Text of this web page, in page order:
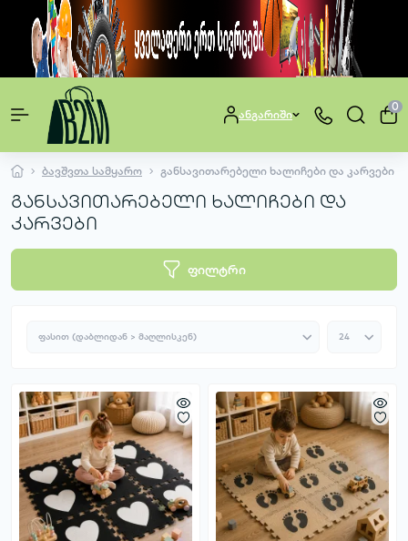
ანგარიში
0
ბავშვთა სამყარო განსავითარებელი ხალიჩები და კარვები
განსავითარებელი ხალიჩები და
კარვები
ფილტრი